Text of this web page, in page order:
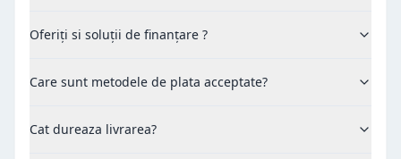
Oferiți si soluții de finanțare ?
Care sunt metodele de plata acceptate?
Cat dureaza livrarea?